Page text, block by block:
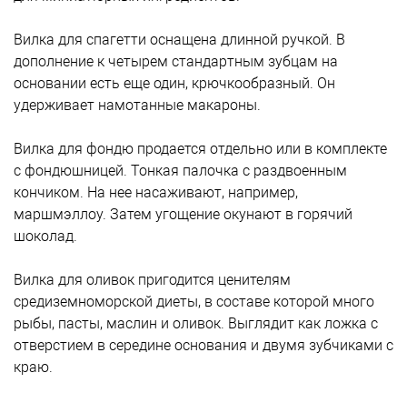
Вилка для спагетти оснащена длинной ручкой. В
дополнение к четырем стандартным зубцам на
основании есть еще один, крючкообразный. Он
удерживает намотанные макароны.
Вилка для фондю продается отдельно или в комплекте
с фондюшницей. Тонкая палочка с раздвоенным
кончиком. На нее насаживают, например,
маршмэллоу. Затем угощение окунают в горячий
шоколад.
Вилка для оливок пригодится ценителям
средиземноморской диеты, в составе которой много
рыбы, пасты, маслин и оливок. Выглядит как ложка с
отверстием в середине основания и двумя зубчиками с
краю.